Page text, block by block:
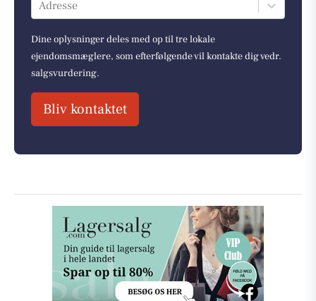
Adresse
Dine oplysninger deles med op til tre lokale
ejendomsmæglere, som efterfølgende vil kontakte dig vedr.
salgsvurdering.
Bliv kontaktet